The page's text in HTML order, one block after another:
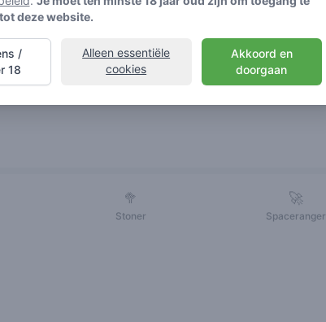
🥦
Stoner
🚀
Spaceranger
deze website.
Akkoord en
doorgaan
Alleen essentiële
cookies
/
18